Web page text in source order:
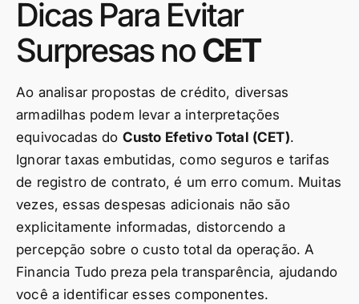
Dicas Para Evitar
Surpresas noCET
Ao analisar propostas de crédito, diversas
armadilhas podem levar a interpretações
equivocadas do Custo Efetivo Total (CET).
Ignorar taxas embutidas, como seguros e tarifas
de registro de contrato, é um erro comum. Muitas
vezes, essas despesas adicionais não são
explicitamente informadas, distorcendo a
percepção sobre o custo total da operação. A
Financia Tudo preza pela transparência, ajudando
você a identificar esses componentes.